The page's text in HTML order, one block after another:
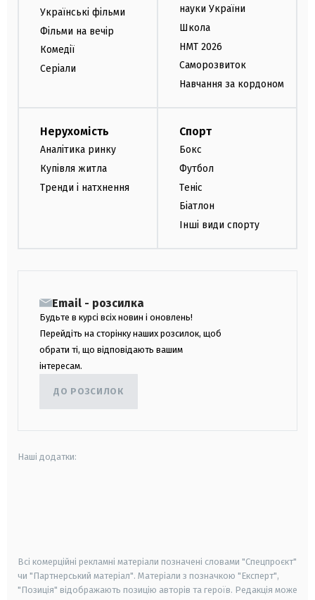
Українські фільми
Фільми на вечір
Комедії
Серіали
науки України
Школа
НМТ 2026
Саморозвиток
Навчання за кордоном
Нерухомість
Аналітика ринку
Купівля житла
Тренди і натхнення
Спорт
Бокс
Футбол
Теніс
Біатлон
Інші види спорту
Email - розсилка
Будьте в курсі всіх новин і оновлень!
Перейдіть на сторінку наших розсилок, щоб
обрати ті, що відповідають вашим
інтересам.
ДО РОЗСИЛОК
Наші додатки:
Всі комерційні рекламні матеріали позначені словами "Спецпроєкт"
чи "Партнерський матеріал". Матеріали з позначкою "Експерт",
"Позиція" відображають позицію авторів та героїв. Редакція може